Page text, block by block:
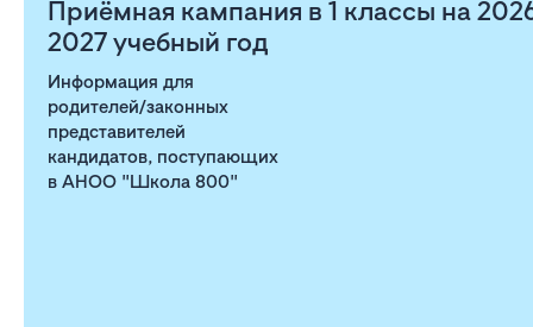
Приёмная кампания в 1 классы на
2027 учебный год
Информация для
родителей/законных
представителей
кандидатов, поступающих
в АНОО "Школа 800"